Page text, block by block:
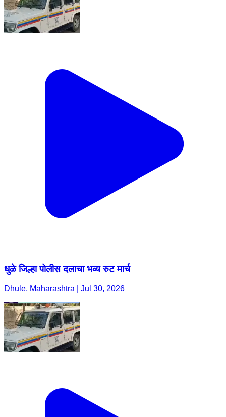
धुळे जिल्हा पोलीस दलाचा भव्य रुट मार्च
Dhule, Maharashtra | Jul 30, 2026